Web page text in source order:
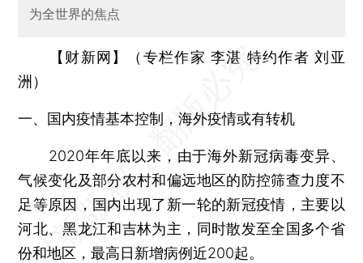
为全世界的焦点
【财新网】（专栏作家 李湛 特约作者 刘亚
洲）
一、国内疫情基本控制，海外疫情或有转机
2020年年底以来，由于海外新冠病毒变异、
气候变化及部分农村和偏远地区的防控筛查力度不
足等原因，国内出现了新一轮的新冠疫情，主要以
河北、黑龙江和吉林为主，同时散发至全国多个省
份和地区，最高日新增病例近200起。